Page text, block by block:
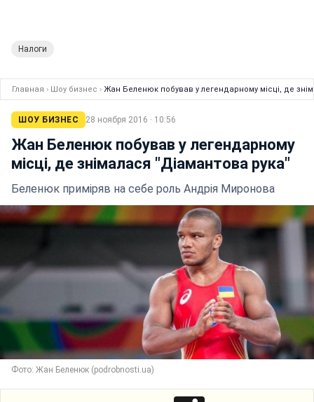
Налоги
Главная › Шоу бизнес › Жан Беленюк побував у легендарному місці, де
ШОУ БИЗНЕС 28 ноября 2016 · 10:56
Жан Беленюк побував у легендарному
місці, де знімалася "Діамантова рука"
Беленюк приміряв на себе роль Андрія Миронова
Фото: Жан Беленюк (podrobnosti.ua)